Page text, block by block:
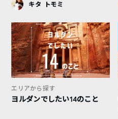
キタ トモミ
エリアから探す
ヨルダンでしたい14のこと